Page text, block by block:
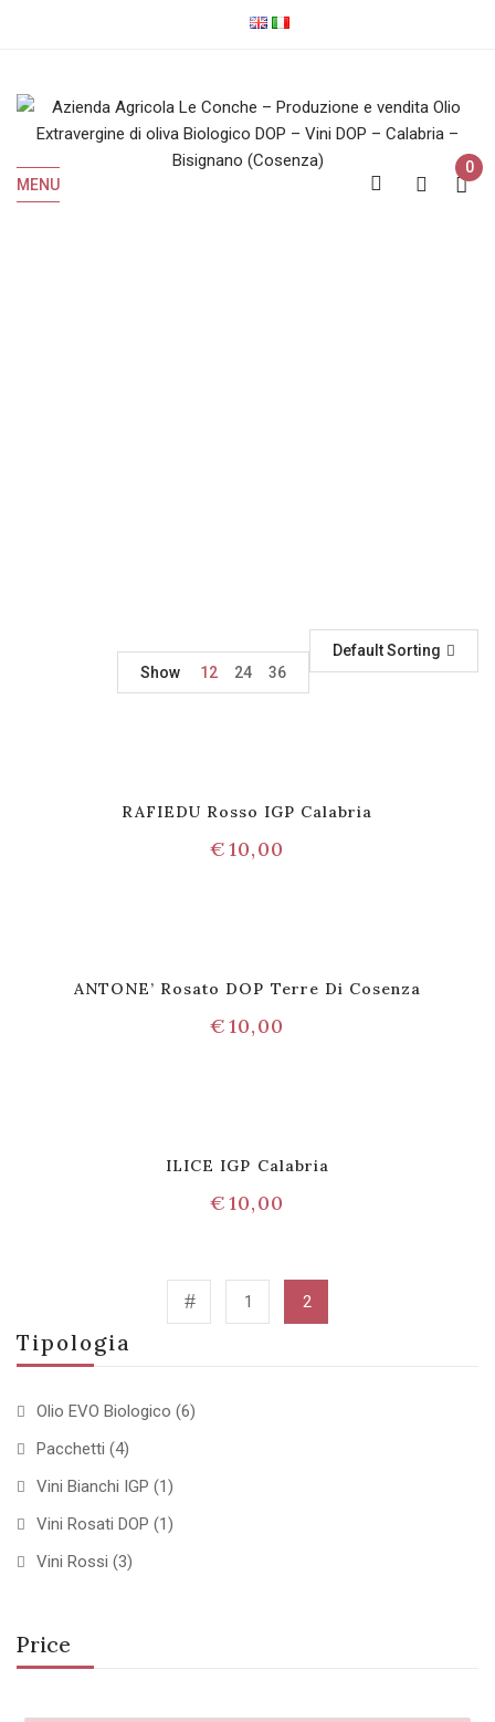
MENU
0
Tipologia
Olio EVO Biologico (6)
Pacchetti (4)
Vini Bianchi IGP (1)
Vini Rosati DOP (1)
Vini Rossi (3)
Price
Default Sorting
Show
12 24 36
RAFIEDU Rosso IGP Calabria
€10,00
ANTONE’ Rosato DOP Terre Di Cosenza
€10,00
ILICE IGP Calabria
€10,00
1 2